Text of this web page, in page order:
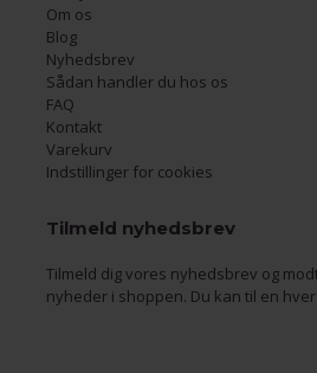
Om os
Blog
Nyhedsbrev
Sådan handler du hos os
FAQ
Kontakt
Varekurv
Indstillinger for cookies
Tilmeld nyhedsbrev
Tilmeld dig vores nyhedsbrev og
nyheder i shoppen. Du kan til en